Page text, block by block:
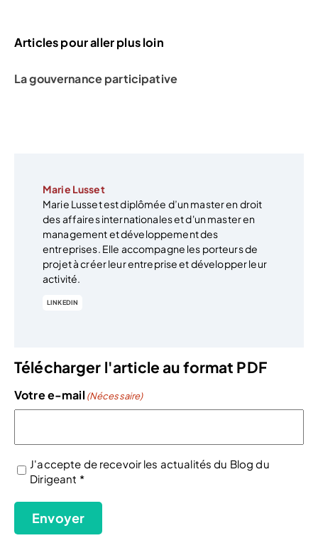
Articles pour aller plus loin
La gouvernance participative
Marie Lusset
Marie Lusset est diplômée d’un master en droit
des affaires internationales et d'un master en
management et développement des
entreprises. Elle accompagne les porteurs de
projet à créer leur entreprise et développer leur
activité.
LINKEDIN
Télécharger l'article au format PDF
Votre e-mail (Nécessaire)
(Nécessaire)
J'accepte de recevoir les actualités du Blog du
Dirigeant *
Envoyer